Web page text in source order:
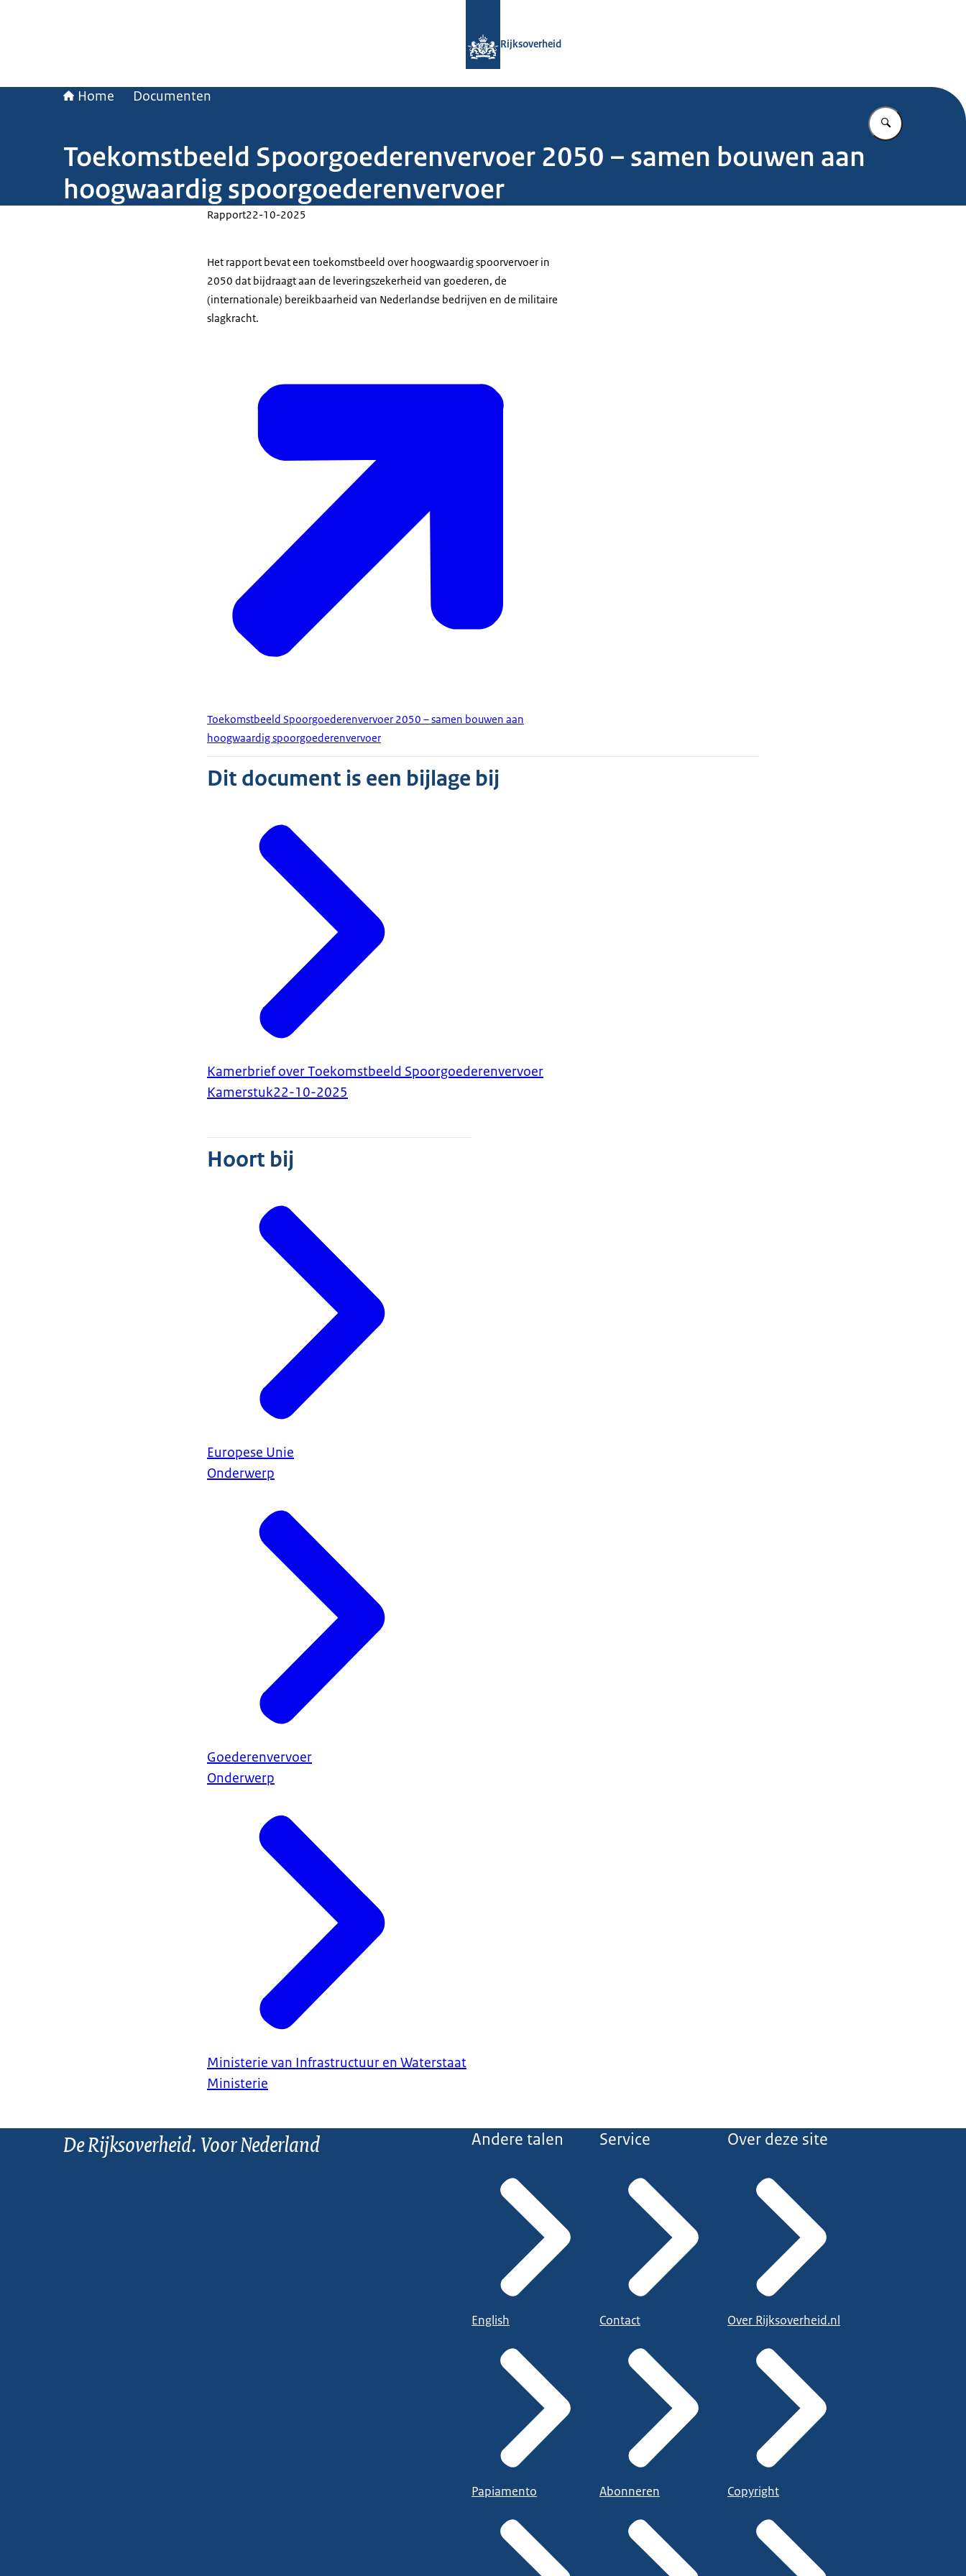
Rijksoverheid
Home Documenten
Vul in wat u
Toekomstbeeld Spoorgoederenvervoer 2050 – samen bouwen aan
hoogwaardig spoorgoederenvervoer
Rapport22-10-2025
Het rapport bevat een toekomstbeeld over hoogwaardig spoorvervoer in
2050 dat bijdraagt aan de leveringszekerheid van goederen, de
(internationale) bereikbaarheid van Nederlandse bedrijven en de militaire
slagkracht.
Toekomstbeeld Spoorgoederenvervoer 2050 – samen bouwen aan
hoogwaardig spoorgoederenvervoer
Dit document is een bijlage bij
Kamerbrief over Toekomstbeeld Spoorgoederenvervoer
Kamerstuk22-10-2025
Hoort bij
Europese Unie
Onderwerp
Goederenvervoer
Onderwerp
Ministerie van Infrastructuur en Waterstaat
Ministerie
De Rijksoverheid. Voor Nederland Andere talen
English
Papiamento
Service
Contact
Abonneren
Over deze site
Over Rijksoverheid.nl
Copyright